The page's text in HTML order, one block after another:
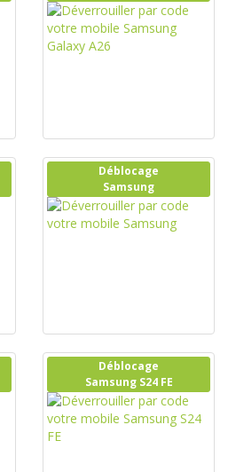
Déblocage
Samsung
Déblocage
Samsung S24 FE